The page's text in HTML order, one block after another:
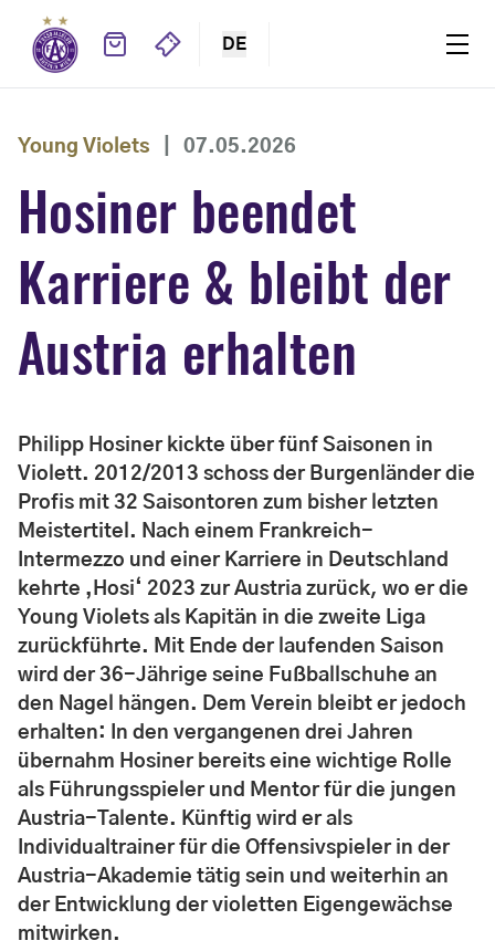
DE
Young Violets 07.05.2026
Hosiner beendet
Karriere & bleibt der
Austria erhalten
Philipp Hosiner kickte über fünf Saisonen in
Violett. 2012/2013 schoss der Burgenländer die
Profis mit 32 Saisontoren zum bisher letzten
Meistertitel. Nach einem Frankreich-
Intermezzo und einer Karriere in Deutschland
kehrte ‚Hosi‘ 2023 zur Austria zurück, wo er die
Young Violets als Kapitän in die zweite Liga
zurückführte. Mit Ende der laufenden Saison
wird der 36-Jährige seine Fußballschuhe an
den Nagel hängen. Dem Verein bleibt er jedoch
erhalten: In den vergangenen drei Jahren
übernahm Hosiner bereits eine wichtige Rolle
als Führungsspieler und Mentor für die jungen
Austria-Talente. Künftig wird er als
Individualtrainer für die Offensivspieler in der
Austria-Akademie tätig sein und weiterhin an
der Entwicklung der violetten Eigengewächse
mitwirken.